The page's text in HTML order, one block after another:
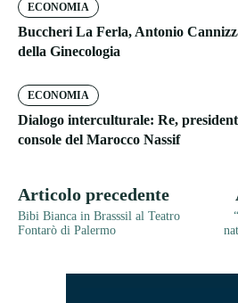
ECONOMIA
Buccheri La Ferla, Antonio
della Ginecologia
ECONOMIA
Dialogo interculturale: Re,
console del Marocco Nassif
Articolo precedente
Bibi Bianca in Brasssil al Teatro
Fontarò di Palermo